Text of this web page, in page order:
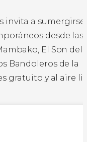
invita a sumergirse
desde las
El Son del
Bandoleros de la
gratuito y al aire